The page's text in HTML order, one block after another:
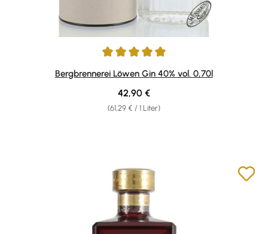
Durchschnittliche Bewertung von 5 von 5 Sternen
Bergbrennerei Löwen Gin 40% vol. 0,70l
(61,29 € / 1 Liter)
Regulärer Preis:
42,90 €